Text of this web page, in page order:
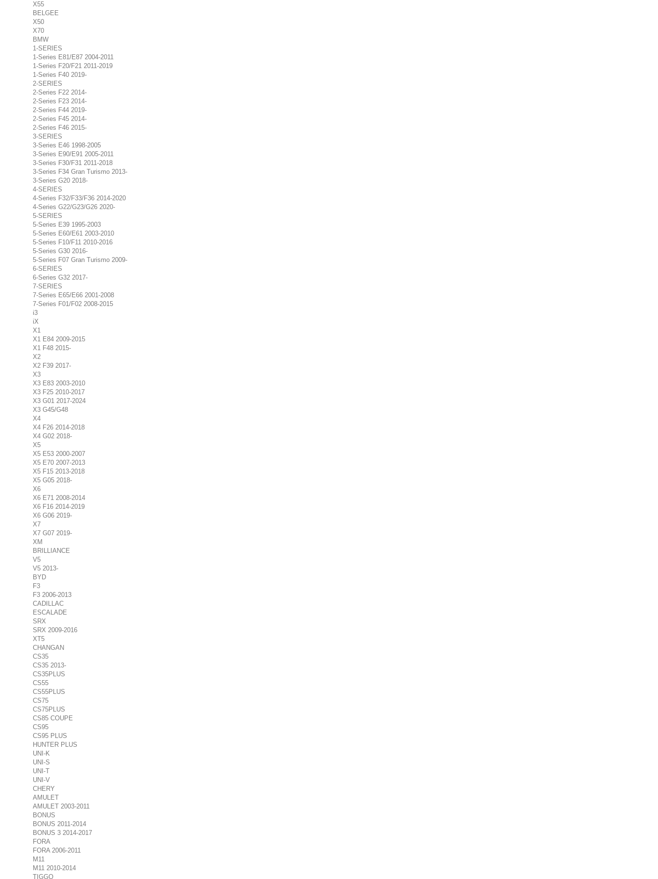
X55
BELGEE
X50
X70
BMW
1-SERIES
1-Series E81/E87 2004-2011
1-Series F20/F21 2011-2019
1-Series F40 2019-
2-SERIES
2-Series F22 2014-
2-Series F23 2014-
2-Series F44 2019-
2-Series F45 2014-
2-Series F46 2015-
3-SERIES
3-Series E46 1998-2005
3-Series E90/E91 2005-2011
3-Series F30/F31 2011-2018
3-Series F34 Gran Turismo 2013-
3-Series G20 2018-
4-SERIES
4-Series F32/F33/F36 2014-2020
4-Series G22/G23/G26 2020-
5-SERIES
5-Series E39 1995-2003
5-Series E60/E61 2003-2010
5-Series F10/F11 2010-2016
5-Series G30 2016-
5-Series F07 Gran Turismo 2009-
6-SERIES
6-Series G32 2017-
7-SERIES
7-Series E65/E66 2001-2008
7-Series F01/F02 2008-2015
i3
iX
X1
X1 E84 2009-2015
X1 F48 2015-
X2
X2 F39 2017-
X3
X3 E83 2003-2010
X3 F25 2010-2017
X3 G01 2017-2024
X3 G45/G48
X4
X4 F26 2014-2018
X4 G02 2018-
X5
X5 E53 2000-2007
X5 E70 2007-2013
X5 F15 2013-2018
X5 G05 2018-
X6
X6 E71 2008-2014
X6 F16 2014-2019
X6 G06 2019-
X7
X7 G07 2019-
XM
BRILLIANCE
V5
V5 2013-
BYD
F3
F3 2006-2013
CADILLAC
ESCALADE
SRX
SRX 2009-2016
XT5
CHANGAN
CS35
CS35 2013-
CS35PLUS
CS55
CS55PLUS
CS75
CS75PLUS
CS85 COUPE
CS95
CS95 PLUS
HUNTER PLUS
UNI-K
UNI-S
UNI-T
UNI-V
CHERY
AMULET
AMULET 2003-2011
BONUS
BONUS 2011-2014
BONUS 3 2014-2017
FORA
FORA 2006-2011
M11
M11 2010-2014
TIGGO